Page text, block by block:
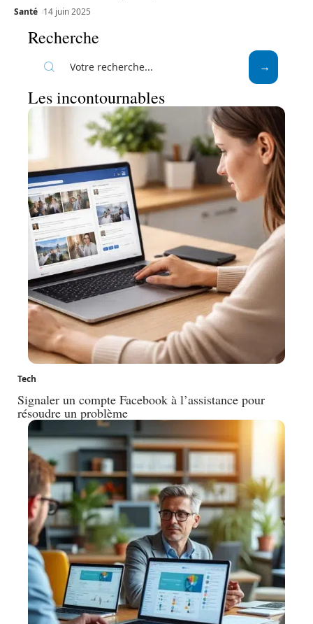
Santé 14 juin 2025
Recherche
Les incontournables
Tech
Signaler un compte Facebook à l’assistance pour
résoudre un problème